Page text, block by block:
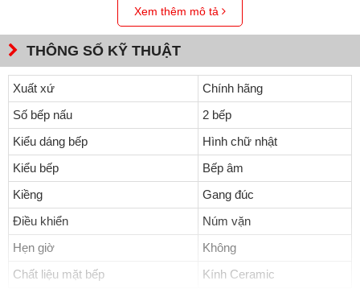
Xem thêm mô tả
THÔNG SỐ KỸ THUẬT
Xuất xứ
Chính hãng
Số bếp nấu
2 bếp
Kiểu dáng bếp
Hình chữ nhật
Kiểu bếp
Bếp âm
Kiềng
Gang đúc
Điều khiển
Núm vặn
Hẹn giờ
Không
Chất liệu mặt bếp
Kính Ceramic